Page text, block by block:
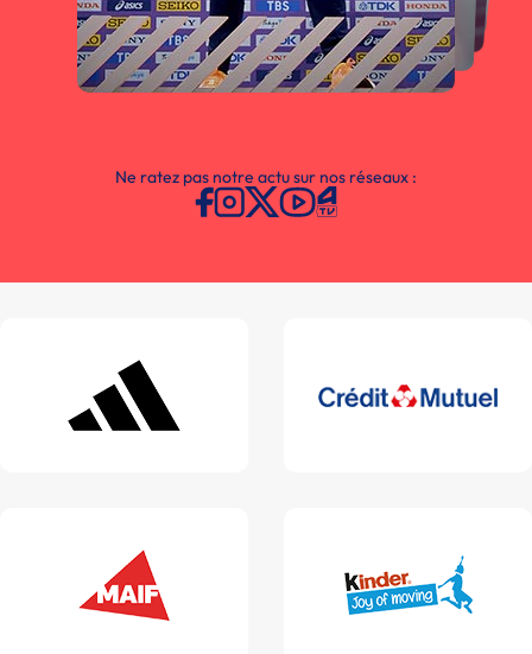
Ne ratez pas notre actu sur nos réseaux :